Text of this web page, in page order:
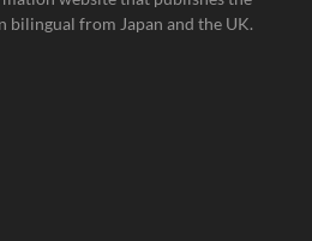
bilingual from Japan and the UK.